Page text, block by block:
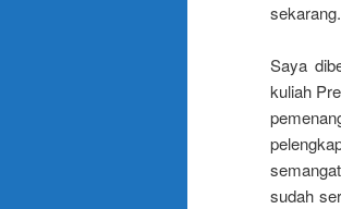
sekarang.
Saya
kuliah
sudah